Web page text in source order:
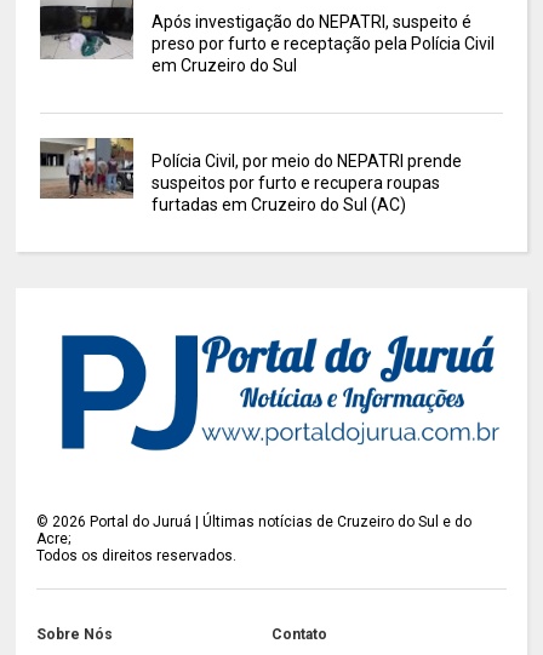
Após investigação do NEPATRI, suspeito é
preso por furto e receptação pela Polícia Civil
em Cruzeiro do Sul
Polícia Civil, por meio do NEPATRI prende
suspeitos por furto e recupera roupas
furtadas em Cruzeiro do Sul (AC)
© 2026 Portal do Juruá | Últimas notícias de Cruzeiro do Sul e do
Acre;
Todos os direitos reservados.
Sobre Nós Contato